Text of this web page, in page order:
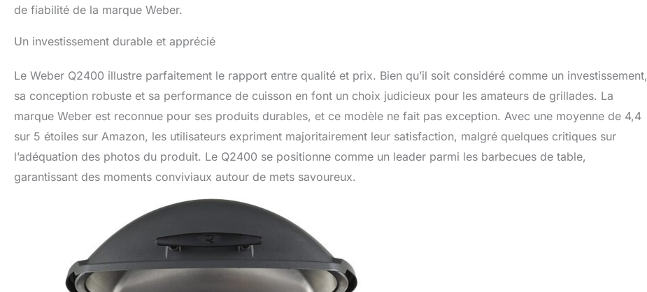
de fiabilité de la marque Weber.
Un investissement durable et apprécié
Le Weber Q2400 illustre parfaitement le rapport entre qualité et prix. Bien qu’il soit considéré comme un investissement,
sa conception robuste et sa performance de cuisson en font un choix judicieux pour les amateurs de grillades. La
marque Weber est reconnue pour ses produits durables, et ce modèle ne fait pas exception. Avec une moyenne de 4,4
sur 5 étoiles sur Amazon, les utilisateurs expriment majoritairement leur satisfaction, malgré quelques critiques sur
l’adéquation des photos du produit. Le Q2400 se positionne comme un leader parmi les barbecues de table,
garantissant des moments conviviaux autour de mets savoureux.